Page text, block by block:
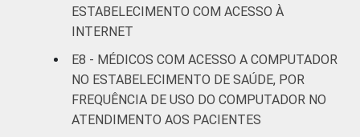
FAIXA ETÁRIA
Até 35
De 36 a 50
anos
51
ESTABELECIMENTO COM ACESSO À
INTERNET
E8 - MÉDICOS COM ACESSO A COMPUTADOR
NO ESTABELECIMENTO DE SAÚDE, POR
FREQUÊNCIA DE USO DO COMPUTADOR NO
ATENDIMENTO AOS PACIENTES